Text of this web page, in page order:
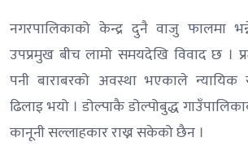
नगरपालिकाको केन्द्र दुनै वाजु फालमा
उपप्रमुख बीच लामो समयदेखि विवाद छ ।
पनी बाराबरको अवस्था भएकाले न्यायिक
ढिलाइ भयो । डोल्पाकै डोल्पोबुद्ध
कानूनी सल्लाहकार राख्न सकेको छैन ।